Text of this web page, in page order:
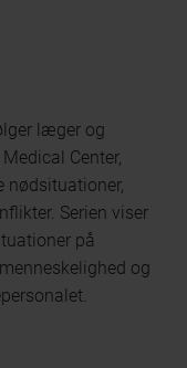
læger og
Center,
nødsituationer,
Serien viser
på
og